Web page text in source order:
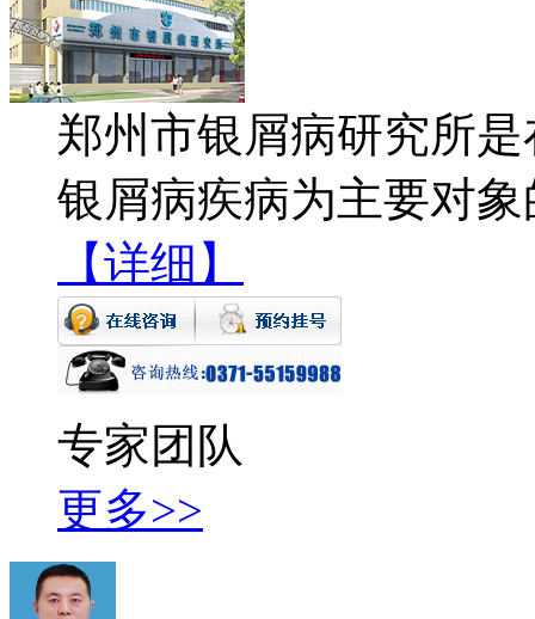
郑州市银屑病研究所
银屑病疾病为主要对
【详细】
专家团队
更多>>